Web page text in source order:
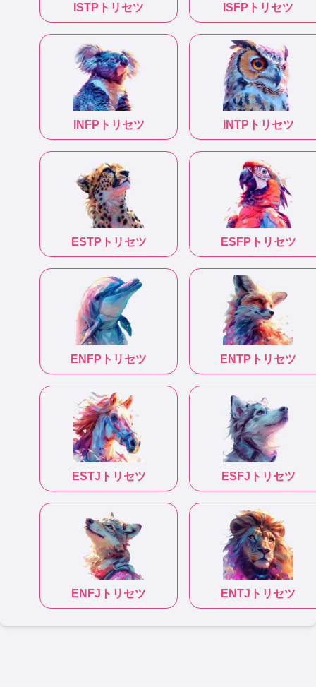
ISTP トリセツ ISFP トリセツ
INFP トリセツ INTP トリセツ
ESTP トリセツ ESFP トリセツ
ENFP トリセツ ENTP トリセツ
ESTJ トリセツ ESFJ トリセツ
ENFJ トリセツ ENTJ トリセツ